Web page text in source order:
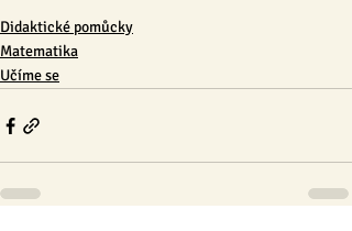
Didaktické pomůcky
Matematika
Učíme se